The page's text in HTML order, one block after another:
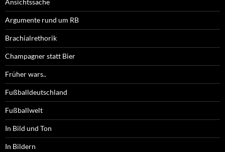
Ansichtssache
Argumente rund um RB
Brachialrethorik
Champagner statt Bier
Früher wars..
Fußballdeutschland
Fußballwelt
In Bild und Ton
In Bildern